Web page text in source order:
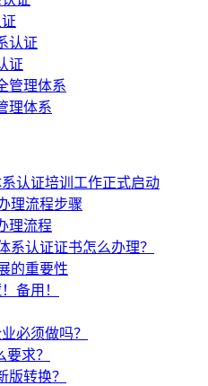
证
理体系
认证培训工作正式启动
理流程步骤
理流程
系认证证书怎么办理？
的重要性
备用！
必须做吗？
求？
版转换？